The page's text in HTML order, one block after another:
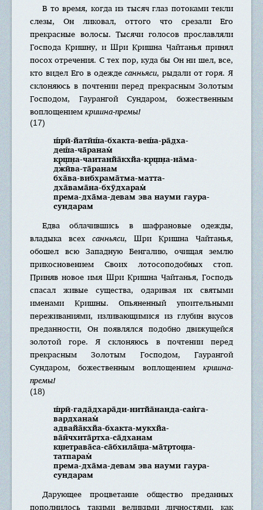
В то время, когда из тысяч глаз потоками текли
слезы, Он ликовал, оттого что срезали Его
прекрасные волосы. Тысячи голосов прославляли
Господа Кришну, и Шри Кришна Чайтанья принял
посох отречения. С тех пор, куда бы Он ни шел, все,
кто видел Его в одеждесанньяси, рыдали от горя. Я
склоняюсь в почтении перед прекрасным Золотым
Господом, Гаурангой Сундаром, божественным
воплощениемкришна-премы!
(17)
ш́рӣ-йатӣш́а-бхакта-веш́а-ра̄д̣ха-
деш́а-ча̄ранам̇
кр̣ш̣н̣а-чаитанйа̄кхйа-кр̣ш̣н̣а-на̄ма-
джӣва-та̄ранам
бха̄ва-вибхрама̄тма-матта-
дха̄вама̄на-бхӯдхарам̇
према-дха̄ма-девам эва науми гаура-
сундарам
Едва облачившись в шафрановые одежды,
владыка всех санньяси, Шри Кришна Чайтанья,
обошел всю Западную Бенгалию, очищая землю
прикосновением Своих лотосоподобных стоп.
Приняв новое имя Шри Кришна Чайтанья, Господь
спасал живые существа, одаривая их святыми
именами Кришны. Опьяненный упоительными
переживаниями, изливающимися из глубин вкусов
преданности, Он появлялся подобно движущейся
золотой горе. Я склоняюсь в почтении перед
прекрасным Золотым Господом, Гаурангой
Сундаром, божественным воплощением кришна-
премы!
(18)
ш́рӣ-гада̄дхара̄ди-нитйа̄нанда-сан̇га-
вардханам̇
адвайа̄кхйа-бхакта-мукхйа-
ва̄н̃чхита̄ртха-са̄дханам
кш̣етрава̄са-са̄бхила̄ш̣а-ма̄тр̣тош̣а-
татпарам̇
према-дха̄ма-девам эва науми гаура-
сундарам
Дарующее процветание общество преданных
пополнилось такими великими личностями, как